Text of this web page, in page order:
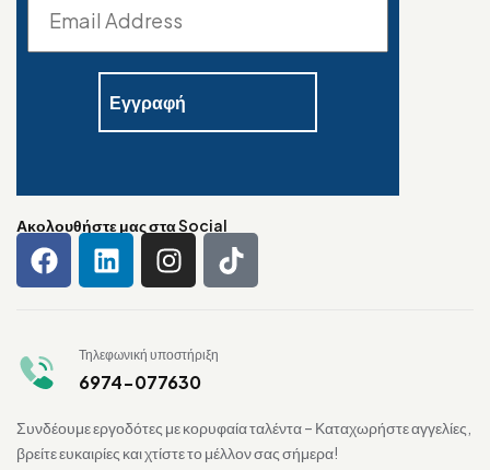
Ακολουθήστε μας στα Social
Τηλεφωνική υποστήριξη
6974-077630
Συνδέουμε εργοδότες με κορυφαία ταλέντα – Καταχωρήστε αγγελίες,
βρείτε ευκαιρίες και χτίστε το μέλλον σας σήμερα!